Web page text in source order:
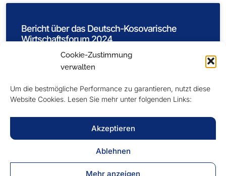
Cookie-Zustimmung
verwalten
Um die bestmögliche Performance zu garantieren, nutzt diese
Website Cookies. Lesen Sie mehr unter folgenden Links:
Akzeptieren
Ablehnen
Mehr anzeigen
Bericht über das Deutsch-Kosovarische
Wirtschaftsforum 2024
18.06.2025